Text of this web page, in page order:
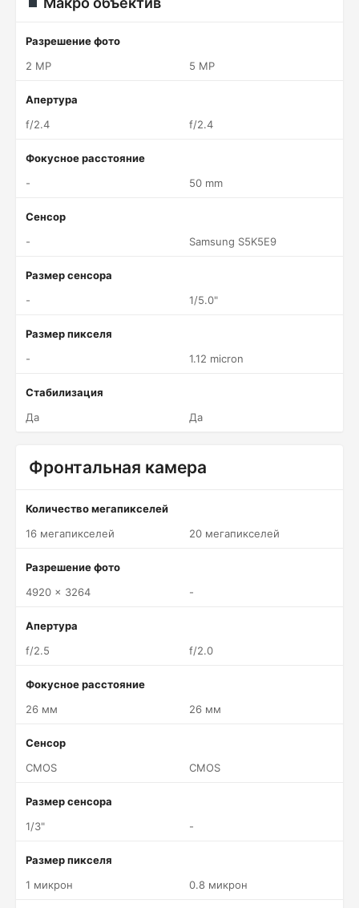
Разрешение фото
2 MP
5 MP
Апертура
f/2.4
f/2.4
Фокусное расстояние
-
50 mm
Сенсор
-
Samsung S5K5E9
Размер сенсора
-
1/5.0"
Размер пикселя
-
1.12 micron
Стабилизация
Да
Да
Фронтальная камера
Количество мегапикселей
16 мегапикселей
20 мегапикселей
Разрешение фото
4920 x 3264
-
Апертура
f/2.5
f/2.0
Фокусное расстояние
26 мм
26 мм
Сенсор
CMOS
CMOS
Размер сенсора
1/3"
-
Размер пикселя
1 микрон
0.8 микрон